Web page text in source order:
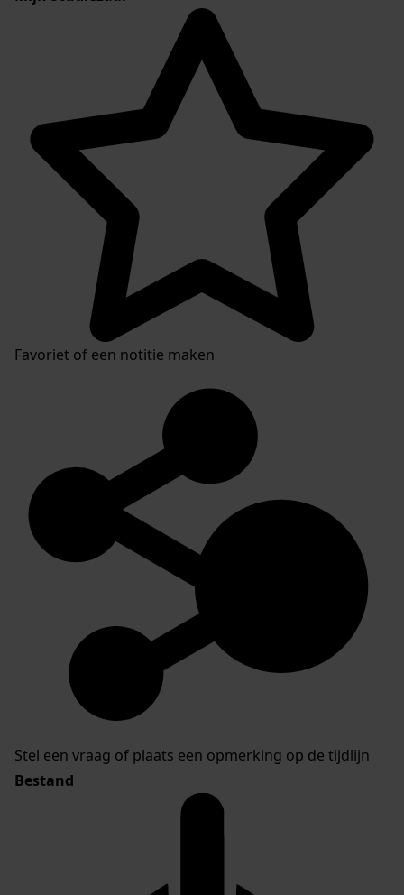
Favoriet of een notitie maken
Stel een vraag of plaats een opmerking op de tijdlijn
Bestand